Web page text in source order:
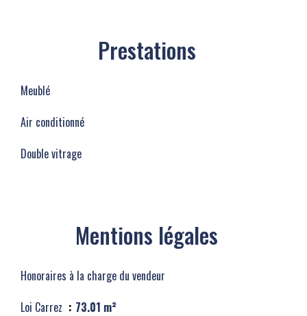
Prestations
Meublé
Air conditionné
Double vitrage
Mentions légales
Honoraires à la charge du vendeur
Loi Carrez
73.01 m²